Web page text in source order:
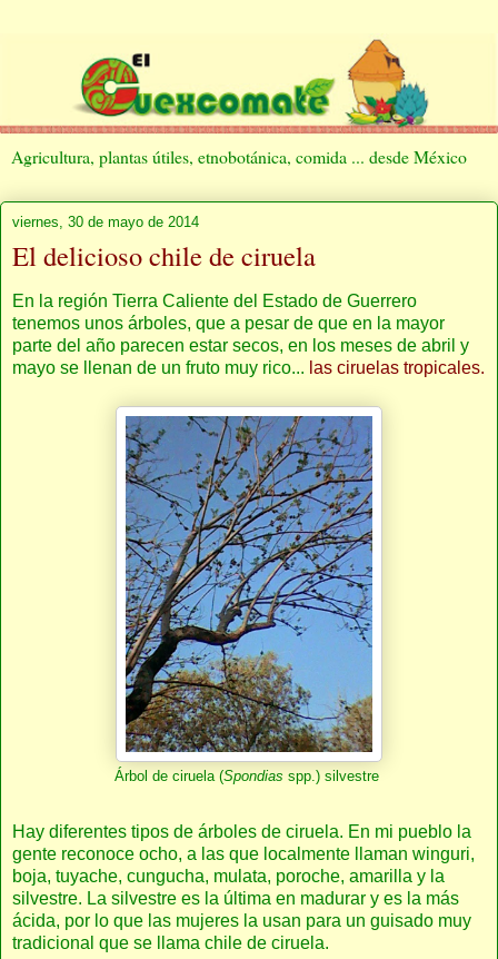
Agricultura, plantas útiles, etnobotánica, comida ... desde México
viernes, 30 de mayo de 2014
El delicioso chile de ciruela
En la región Tierra Caliente del Estado de Guerrero
tenemos unos árboles, que a pesar de que en la mayor
parte del año parecen estar secos, en los meses de abril y
mayo se llenan de un fruto muy rico... las ciruelas tropicales.
Árbol de ciruela (Spondias spp.) silvestre
Hay diferentes tipos de árboles de ciruela. En mi pueblo la
gente reconoce ocho, a las que localmente llaman winguri,
boja, tuyache, cungucha, mulata, poroche, amarilla y la
silvestre. La silvestre es la última en madurar y es la más
ácida, por lo que las mujeres la usan para un guisado muy
tradicional que se llama chile de ciruela.